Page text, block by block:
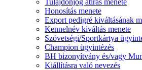
Tulajdonjog átírás menete
Honosítás menete
Export pedigré kiváltásának
Kennelnév kiváltás menete
Szövetségi/Sportkártya
Champion ügyintézés
BH bizonyítvány és/vagy
Kiállításra való nevezés